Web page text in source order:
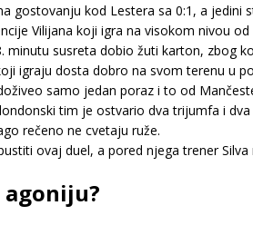
kod Lestera sa 0:1, a jedini
Vilijana koji igra na visokom nivou
susreta dobio žuti karton, zbog
igraju dosta dobro na svom terenu u
samo jedan poraz i to od
tim je ostvario dva trijumfa i
rečeno ne cvetaju ruže.
ovaj duel, a pored njega trener